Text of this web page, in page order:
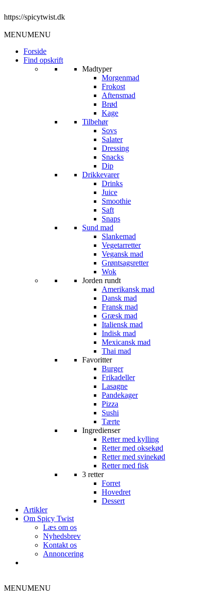
https://spicytwist.dk
MENUMENU
Forside
Find opskrift
Madtyper
Morgenmad
Frokost
Aftensmad
Brød
Kage
Tilbehør
Sovs
Salater
Dressing
Snacks
Dip
Drikkevarer
Drinks
Juice
Smoothie
Saft
Snaps
Sund mad
Slankemad
Vegetarretter
Vegansk mad
Grøntsagsretter
Wok
Jorden rundt
Amerikansk mad
Dansk mad
Fransk mad
Græsk mad
Italiensk mad
Indisk mad
Mexicansk mad
Thai mad
Favoritter
Burger
Frikadeller
Lasagne
Pandekager
Pizza
Sushi
Tærte
Ingredienser
Retter med kylling
Retter med oksekød
Retter med svinekød
Retter med fisk
3 retter
Forret
Hovedret
Dessert
Artikler
Om Spicy Twist
Læs om os
Nyhedsbrev
Kontakt os
Annoncering
MENUMENU